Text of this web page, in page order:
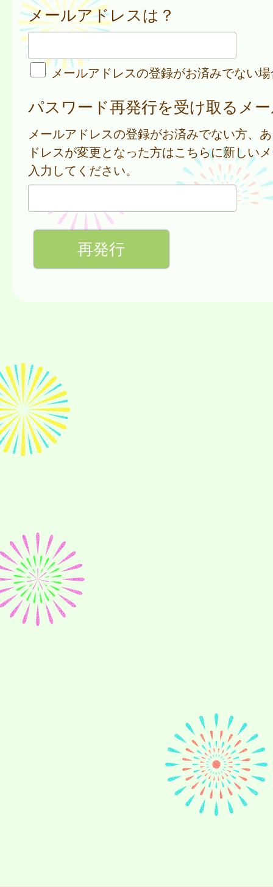
メールアドレスは？
メールアドレスの登録がお済みでない
パスワード再発行を受け取るメ
メールアドレスの登録がお済みでない方、
ドレスが変更となった方はこちらに新しい
入力してください。